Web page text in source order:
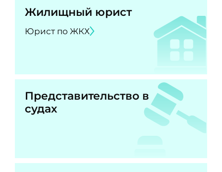
Жилищный юрист
Юрист по ЖКХ
Представительство в
судах